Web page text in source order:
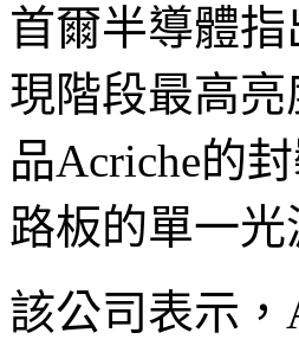
首爾半導體
現階段最高
品Acriche的
路板的單一
該公司表示